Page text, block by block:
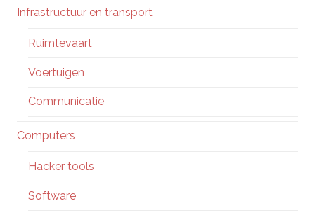
Infrastructuur en transport
Ruimtevaart
Voertuigen
Communicatie
Computers
Hacker tools
Software